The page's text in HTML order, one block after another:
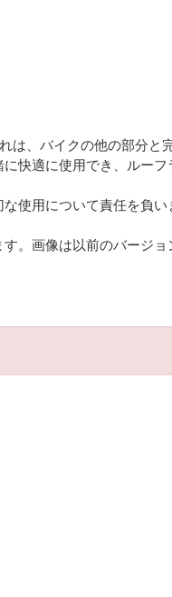
、バイクの他の部分
快適に使用でき、ルーフ
使用について責任を負い
。画像は以前のバージョ